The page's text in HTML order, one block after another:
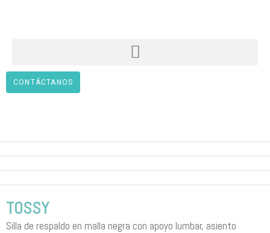
CONTÁCTANOS
TOSSY
Silla de respaldo en malla negra con apoyo lumbar, asiento